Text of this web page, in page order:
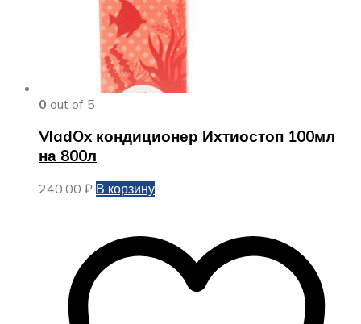
0 out of 5
VladOx кондиционер Ихтиостоп 100мл
на 800л
240,00 ₽ В корзину